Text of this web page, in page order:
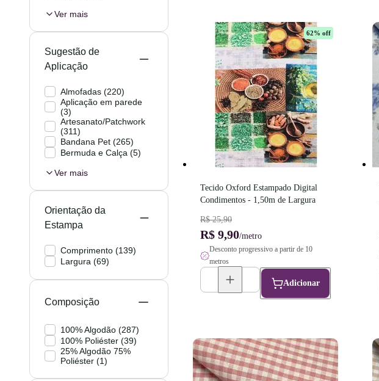
Ver mais
Sugestão de
Aplicação
Almofadas (220)
Aplicação em parede
(3)
Artesanato/Patchwork
(311)
Bandana Pet (265)
Bermuda e Calça (5)
Ver mais
Orientação da
Estampa
Comprimento (139)
Largura (69)
Composição
100% Algodão (287)
100% Poliéster (39)
25% Algodão 75%
Poliéster (1)
62% off
Tecido Oxford Estampado Digital
Condimentos - 1,50m de Largura
R$ 25,90
R$ 9,90/metro
Desconto progressivo a partir de 10
metros
Adicionar